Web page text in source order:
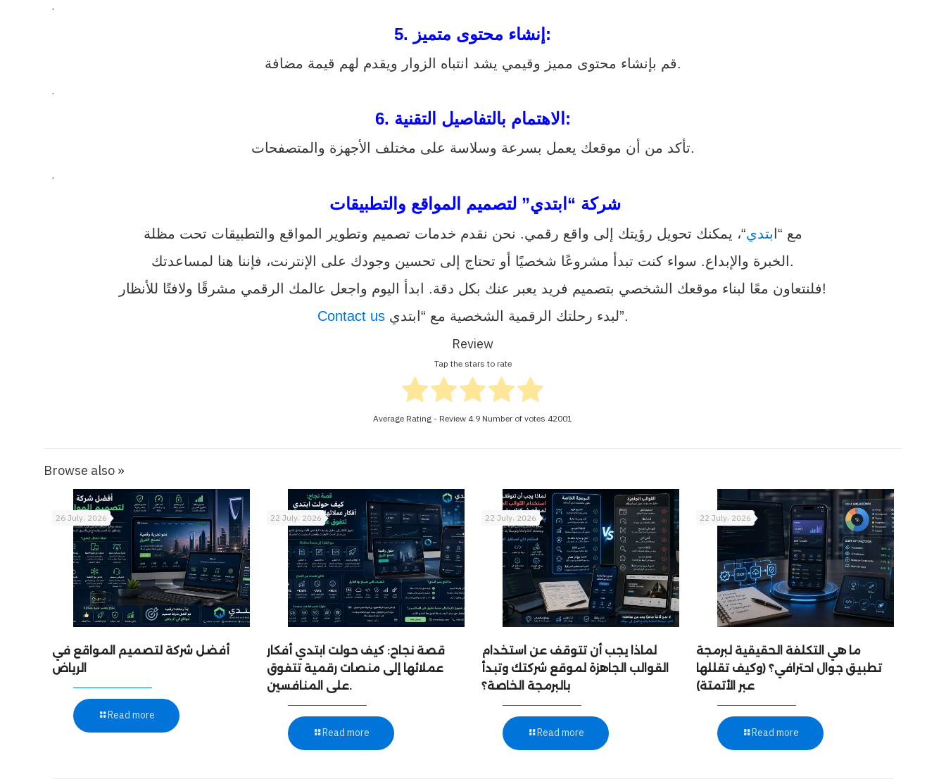
.
5. إنشاء محتوى متميز:
قم بإنشاء محتوى مميز وقيمي يشد انتباه الزوار ويقدم لهم قيمة مضافة.
.
6. الاهتمام بالتفاصيل التقنية:
تأكد من أن موقعك يعمل بسرعة وسلاسة على مختلف الأجهزة والمتصفحات.
.
شركة “ابتدي” لتصميم المواقع والتطبيقات
مع “ا بتدي“، يمكنك تحويل رؤيتك إلى واقع رقمي. نحن نقدم خدمات تصميم وتطوير المواقع والتطبيقات تحت مظلة
الخبرة والإبداع. سواء كنت تبدأ مشروعًا شخصيًا أو تحتاج إلى تحسين وجودك على الإنترنت، فإننا هنا لمساعدتك.
فلنتعاون معًا لبناء موقعك الشخصي بتصميم فريد يعبر عنك بكل دقة. ابدأ اليوم واجعل عالمك الرقمي مشرقًا ولافتًا للأنظار!
Contact us
لبدء رحلتك الرقمية الشخصية مع “ابتدي”.
Review
Tap the stars to rate
Average Rating - Review 4.9 Number of votes 42001
Browse also »
26 July، 2026
أفضل شركة لتصميم المواقع في
الرياض
Read more
22 July، 2026
قصة نجاح: كيف حولت ابتدي أفكار
عملائها إلى منصات رقمية تتفوق
على المنافسين.
Read more
22 July، 2026
لماذا يجب أن تتوقف عن استخدام
القوالب الجاهزة لموقع شركتك وتبدأ
بالبرمجة الخاصة؟
Read more
22 July، 2026
ما هي التكلفة الحقيقية لبرمجة
تطبيق جوال احترافي؟ (وكيف تقللها
عبر الأتمتة)
Read more